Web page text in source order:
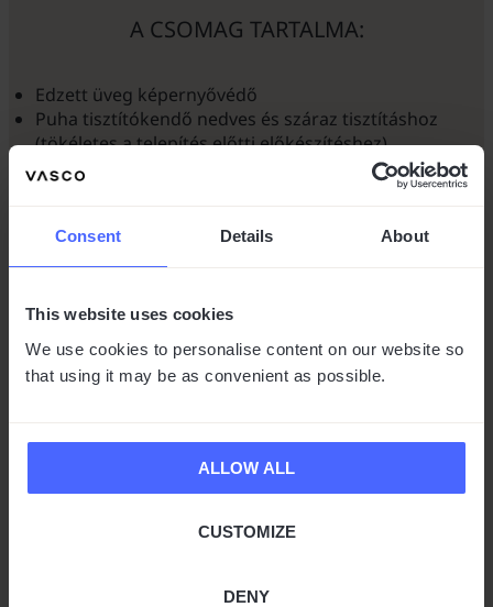
Consent Details About
This website uses cookies
We use cookies to personalise content on our website so
that using it may be as convenient as possible.
ALLOW ALL
CUSTOMIZE
DENY
A CSOMAG TARTALMA:
Edzett üveg képernyővédő
Puha tisztítókendő nedves és száraz tisztításhoz
(tökéletes a telepítés előtti előkészítéshez)
Por eltávolítási és telepítési útmutató matricakészlet
NÉZZE MEG, HOGYAN KELL TELEPÍTENI: